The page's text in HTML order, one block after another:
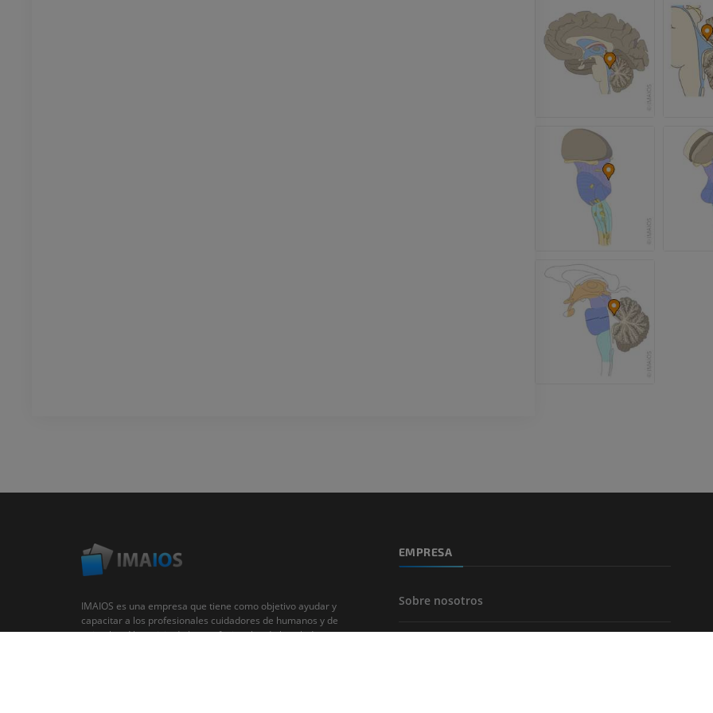
IRM del
IRM
PREMIUM
Antepié RM
ATC de la
PREMIUM
Arteriografía
inferiores
Angiografía
IMAIOS es una empresa que tiene como objetivo ayudar y
capacitar a los profesionales cuidadores de humanos y de
animales. Al servicio de los profesionales de la salud a
EMPRESA
Sobre nosotros